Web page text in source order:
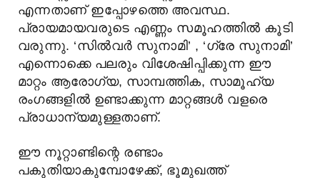
എന്നതാണ് ഇപ്പോഴത്തെ അവസ്ഥ.
പ്രായമായവരുടെ എണ്ണം സമൂഹത്തിൽ കൂടി
വരുന്നു. ‘സിൽവർ സുനാമി’ , ‘ഗ്രേ സുനാമി’
എന്നൊക്കെ പലരും വിശേഷിപ്പിക്കുന്ന ഈ
മാറ്റം ആരോഗ്യ, സാമ്പത്തിക, സാമൂഹ്യ
രംഗങ്ങളിൽ ഉണ്ടാക്കുന്ന മാറ്റങ്ങൾ വളരെ
പ്രാധാന്യമുള്ളതാണ്.
ഈ നൂറ്റാണ്ടിന്റെ രണ്ടാം
പകുതിയാകുമ്പോഴേക്ക്, ഭൂമുഖത്ത്